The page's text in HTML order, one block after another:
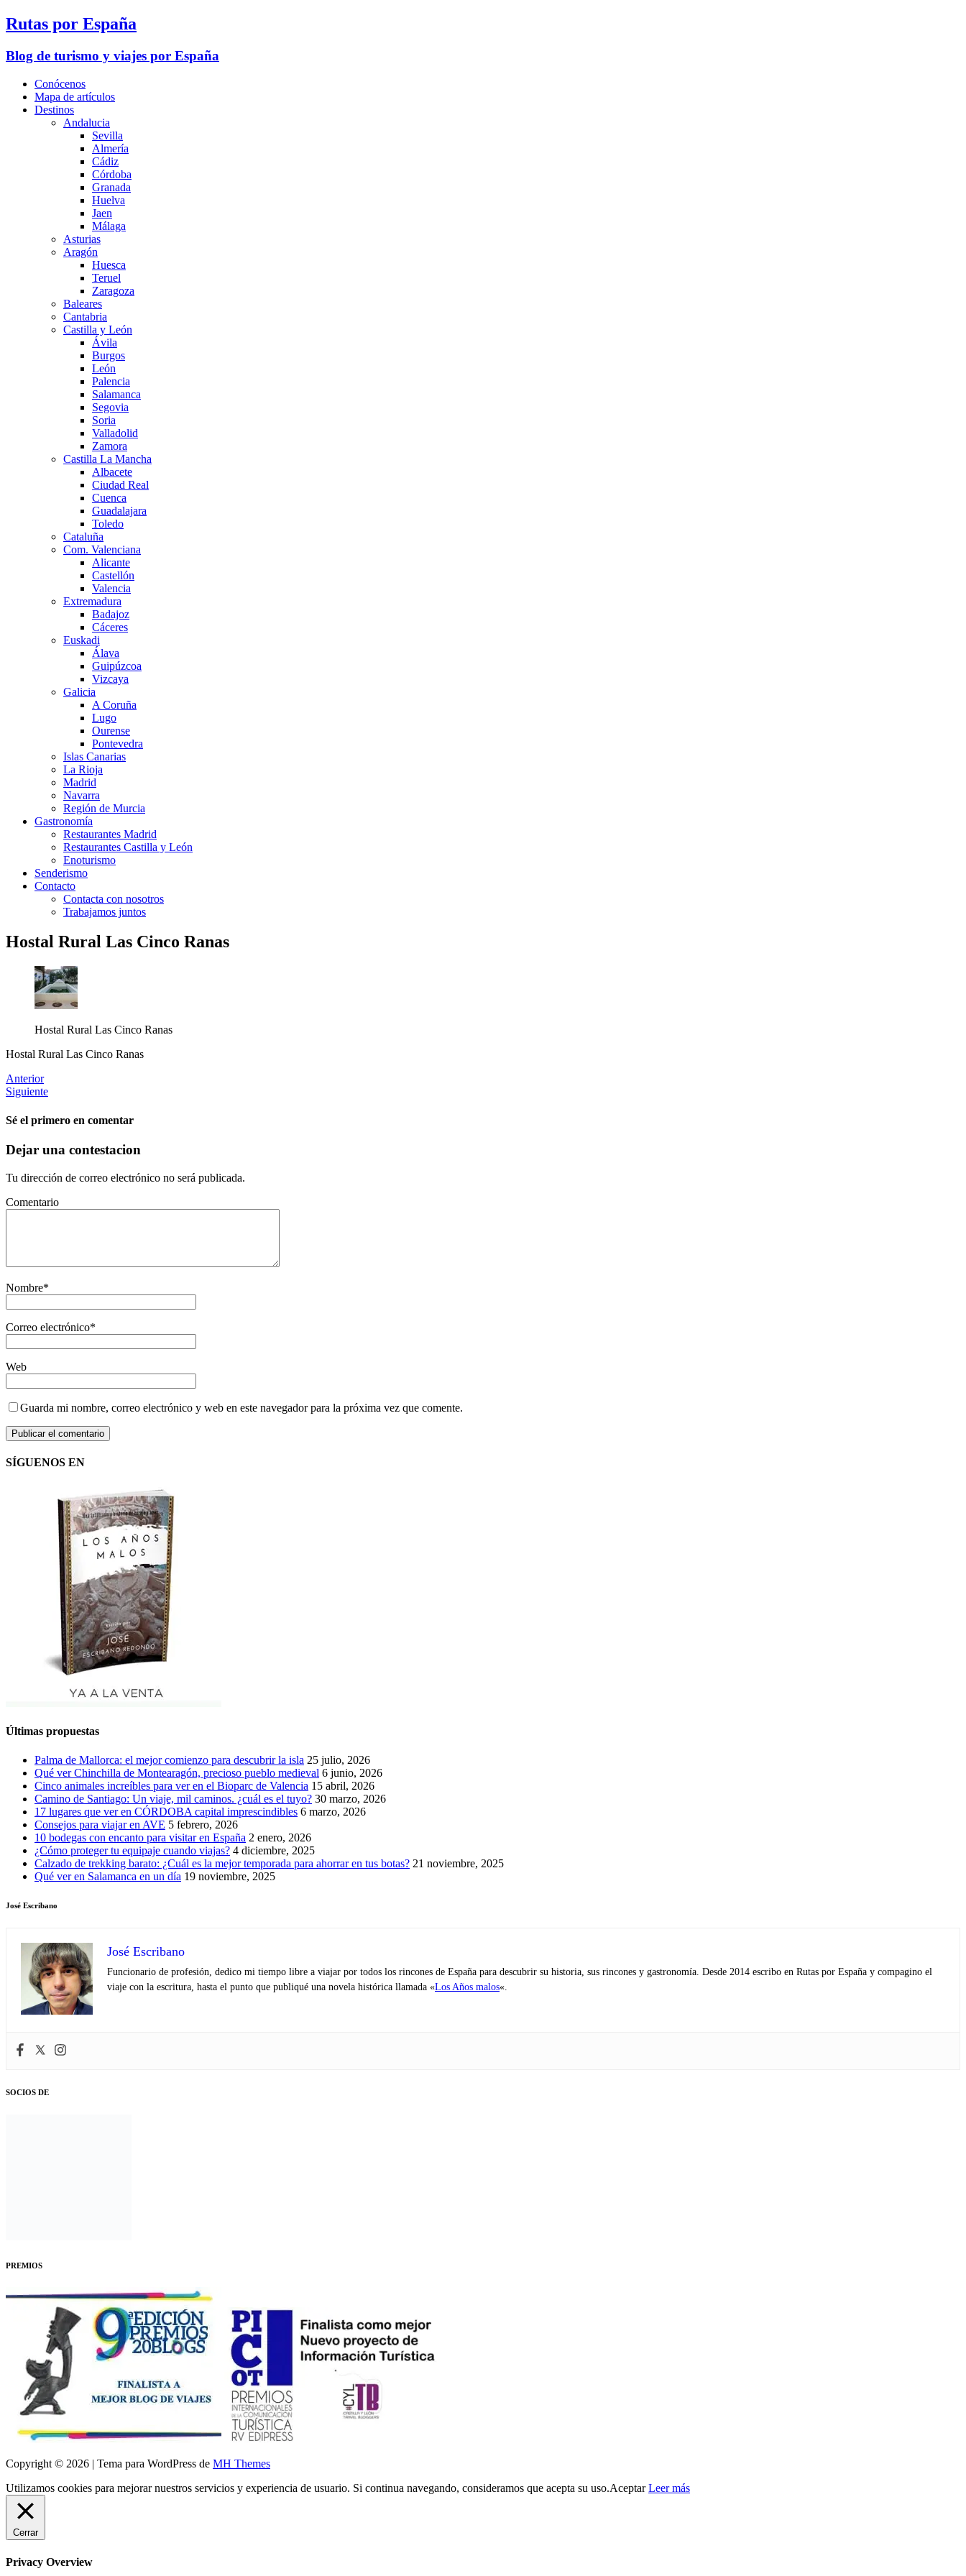
Rutas por España
Blog de turismo y viajes por España
Conócenos
Mapa de artículos
Destinos
Andalucia
Sevilla
Almería
Cádiz
Córdoba
Granada
Huelva
Jaen
Málaga
Asturias
Aragón
Huesca
Teruel
Zaragoza
Baleares
Cantabria
Castilla y León
Ávila
Burgos
León
Palencia
Salamanca
Segovia
Soria
Valladolid
Zamora
Castilla La Mancha
Albacete
Ciudad Real
Cuenca
Guadalajara
Toledo
Cataluña
Com. Valenciana
Alicante
Castellón
Valencia
Extremadura
Badajoz
Cáceres
Euskadi
Álava
Guipúzcoa
Vizcaya
Galicia
A Coruña
Lugo
Ourense
Pontevedra
Islas Canarias
La Rioja
Madrid
Navarra
Región de Murcia
Gastronomía
Restaurantes Madrid
Restaurantes Castilla y León
Enoturismo
Senderismo
Contacto
Contacta con nosotros
Trabajamos juntos
Hostal Rural Las Cinco Ranas
Hostal Rural Las Cinco Ranas
Hostal Rural Las Cinco Ranas
Anterior
Siguiente
Sé el primero en comentar
Dejar una contestacion
Tu dirección de correo electrónico no será publicada.
Comentario
Nombre*
Correo electrónico*
Web
Guarda mi nombre, correo electrónico y web en este navegador para la próxima vez que comente.
SÍGUENOS EN
Últimas propuestas
Palma de Mallorca: el mejor comienzo para descubrir la isla 25 julio, 2026
Qué ver Chinchilla de Montearagón, precioso pueblo medieval 6 junio, 2026
Cinco animales increíbles para ver en el Bioparc de Valencia 15 abril, 2026
Camino de Santiago: Un viaje, mil caminos. ¿cuál es el tuyo? 30 marzo, 2026
17 lugares que ver en CÓRDOBA capital imprescindibles 6 marzo, 2026
Consejos para viajar en AVE 5 febrero, 2026
10 bodegas con encanto para visitar en España 2 enero, 2026
¿Cómo proteger tu equipaje cuando viajas? 4 diciembre, 2025
Calzado de trekking barato: ¿Cuál es la mejor temporada para ahorrar en tus botas? 21 noviembre, 2025
Qué ver en Salamanca en un día 19 noviembre, 2025
José Escribano
José Escribano
Funcionario de profesión, dedico mi tiempo libre a viajar por todos los rincones de España para descubrir su historia, sus rincones y gastronomía. Desde 2014 escribo en Rutas por España y compagino el
viaje con la escritura, hasta el punto que publiqué una novela histórica llamada «Los Años malos«.
SOCIOS DE
PREMIOS
Copyright © 2026 | Tema para WordPress de MH Themes
Utilizamos cookies para mejorar nuestros servicios y experiencia de usuario. Si continua navegando, consideramos que acepta su uso.Aceptar Leer más
Cerrar
Privacy Overview